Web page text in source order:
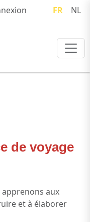
FR NL
de voyage
aux
et à élaborer